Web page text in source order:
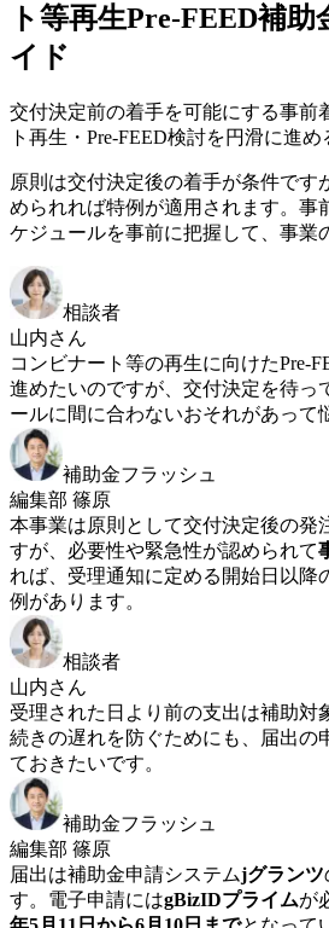
ト等再生Pre-FEED補
イド
交付決定前の着手を可能にする事前
ト再生・Pre-FEED検討を円滑に進め
原則は交付決定後の着手が条件です
められれば特例が適用されます。事
ケジュールを事前に把握して、事業
相談者
山内さん
コンビナート等の再生に向けたPre-
進めたいのですが、交付決定を待っ
ールに間に合わないおそれがあって
補助金フラッシュ
編集部 篠原
本事業は原則として交付決定後の発
すが、必要性や緊急性が認められて
れば、受理通知に定める開始日以降
例があります。
相談者
山内さん
受理された日より前の支出は補助対
続きの遅れを防ぐためにも、届出の
ておきたいです。
補助金フラッシュ
編集部 篠原
届出は補助金申請システムjグランツ
す。電子申請にはgBizIDプライムが